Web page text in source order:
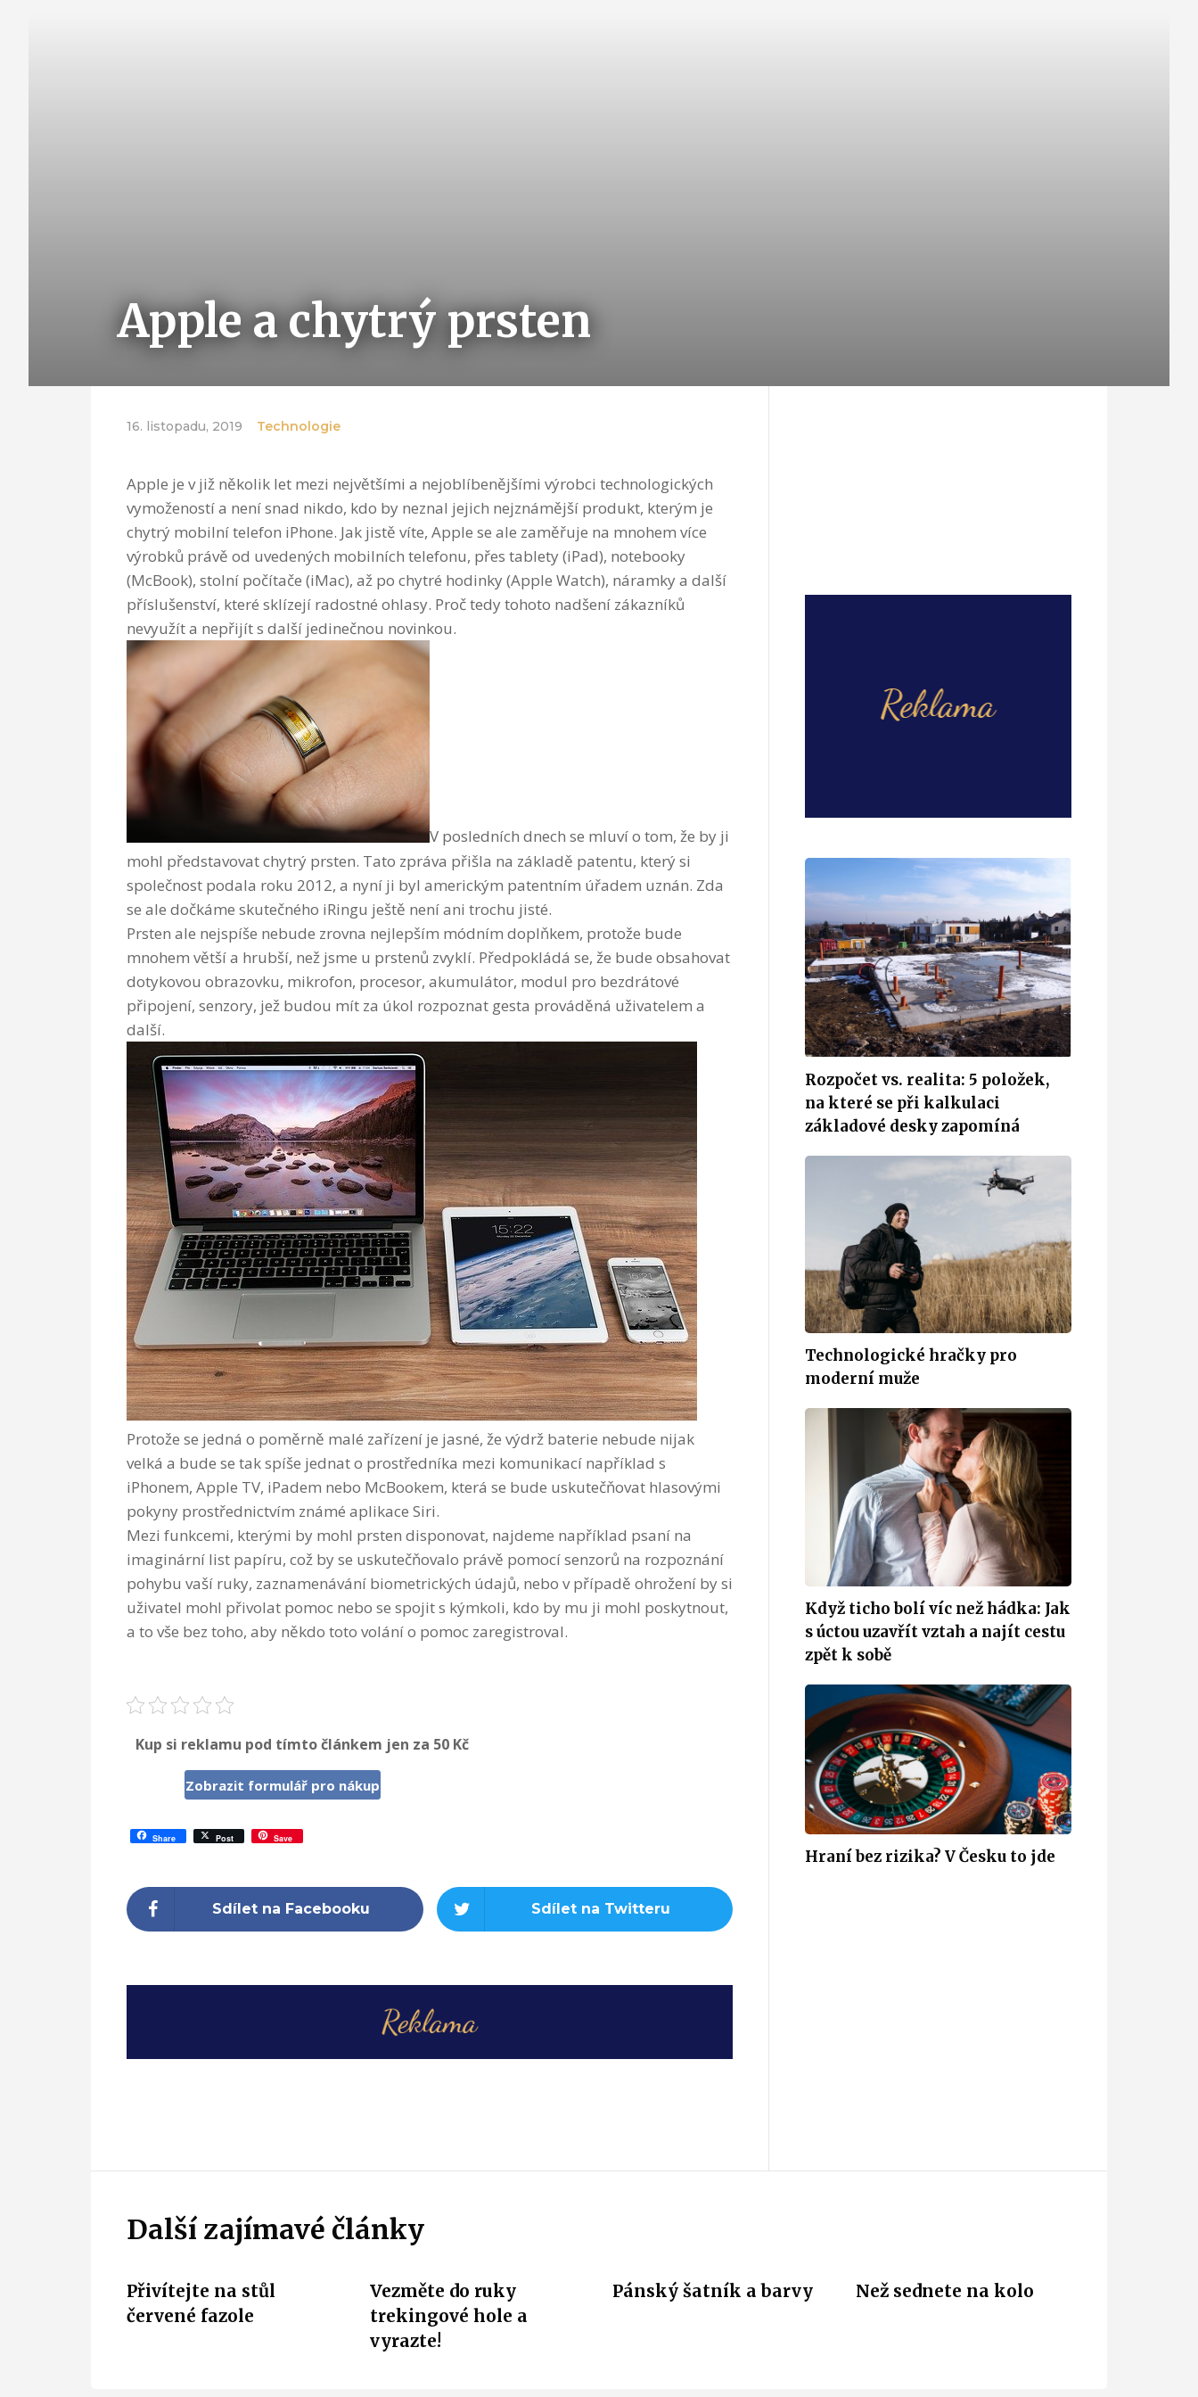
Apple a chytrý prsten
16. listopadu, 2019 Technologie
Apple je v již několik let mezi největšími a nejoblíbenějšími výrobci technologických
vymožeností a není snad nikdo, kdo by neznal jejich nejznámější produkt, kterým je
chytrý mobilní telefon iPhone. Jak jistě víte, Apple se ale zaměřuje na mnohem více
výrobků právě od uvedených mobilních telefonu, přes tablety (iPad), notebooky
(McBook), stolní počítače (iMac), až po chytré hodinky (Apple Watch), náramky a další
příslušenství, které sklízejí radostné ohlasy. Proč tedy tohoto nadšení zákazníků
nevyužít a nepřijít s další jedinečnou novinkou.
V posledních dnech se mluví o tom, že by ji
mohl představovat chytrý prsten. Tato zpráva přišla na základě patentu, který si
společnost podala roku 2012, a nyní ji byl americkým patentním úřadem uznán. Zda
se ale dočkáme skutečného iRingu ještě není ani trochu jisté.
Prsten ale nejspíše nebude zrovna nejlepším módním doplňkem, protože bude
mnohem větší a hrubší, než jsme u prstenů zvyklí. Předpokládá se, že bude obsahovat
dotykovou obrazovku, mikrofon, procesor, akumulátor, modul pro bezdrátové
připojení, senzory, jež budou mít za úkol rozpoznat gesta prováděná uživatelem a
další.
Protože se jedná o poměrně malé zařízení je jasné, že výdrž baterie nebude nijak
velká a bude se tak spíše jednat o prostředníka mezi komunikací například s
iPhonem, Apple TV, iPadem nebo McBookem, která se bude uskutečňovat hlasovými
pokyny prostřednictvím známé aplikace Siri.
Mezi funkcemi, kterými by mohl prsten disponovat, najdeme například psaní na
imaginární list papíru, což by se uskutečňovalo právě pomocí senzorů na rozpoznání
pohybu vaší ruky, zaznamenávání biometrických údajů, nebo v případě ohrožení by si
uživatel mohl přivolat pomoc nebo se spojit s kýmkoli, kdo by mu ji mohl poskytnout,
a to vše bez toho, aby někdo toto volání o pomoc zaregistroval.
Kup si reklamu pod tímto článkem jen za 50 Kč
Zobrazit formulář pro nákup
Share Post Save
Sdílet na Facebooku Sdílet na Twitteru
Rozpočet vs. realita: 5 položek,
na které se při kalkulaci
základové desky zapomíná
Technologické hračky pro
moderní muže
Když ticho bolí víc než hádka: Jak
s úctou uzavřít vztah a najít cestu
zpět k sobě
Hraní bez rizika? V Česku to jde
Další zajímavé články
Přivítejte na stůl
červené fazole
Vezměte do ruky
trekingové hole a
vyrazte!
Pánský šatník a barvy Než sednete na kolo